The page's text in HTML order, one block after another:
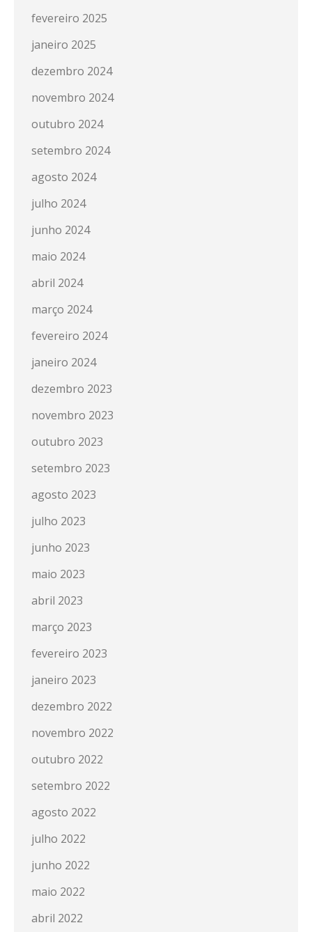
fevereiro 2025
janeiro 2025
dezembro 2024
novembro 2024
outubro 2024
setembro 2024
agosto 2024
julho 2024
junho 2024
maio 2024
abril 2024
março 2024
fevereiro 2024
janeiro 2024
dezembro 2023
novembro 2023
outubro 2023
setembro 2023
agosto 2023
julho 2023
junho 2023
maio 2023
abril 2023
março 2023
fevereiro 2023
janeiro 2023
dezembro 2022
novembro 2022
outubro 2022
setembro 2022
agosto 2022
julho 2022
junho 2022
maio 2022
abril 2022